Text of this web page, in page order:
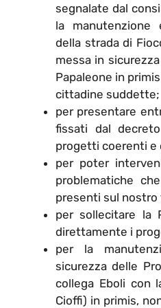
segnalate dal
la manutenzione
della strada di
messa in
Papaleone in
cittadine suddette;
per presentare
fissati dal
progetti coerenti e
per poter
problematiche
presenti sul
per sollecitare la
direttamente i
per la
sicurezza delle
collega Eboli con
Cioffi) in primis,